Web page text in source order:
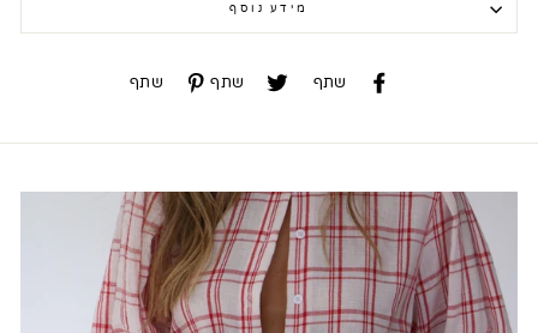
מידע נוסף
שתף שתף שתף שתף שתף